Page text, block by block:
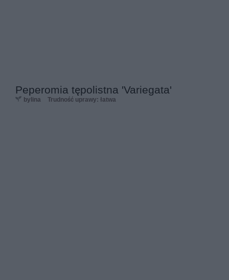
Peperomia tępolistna 'Variegata'
bylina Trudność uprawy: łatwa